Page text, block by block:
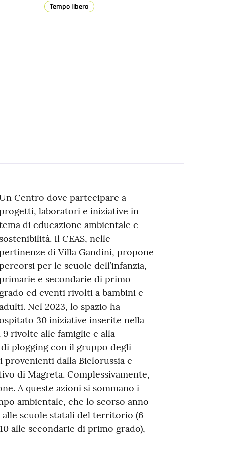
Tempo libero
Centro dove partecipare a
laboratori e iniziative in
di educazione ambientale e
sostenibilità. Il CEAS, nelle
di Villa Gandini, propone
per le scuole dell’infanzia,
e secondarie di primo
grado ed eventi rivolti a bambini e
Nel 2023, lo spazio ha
30 iniziative inserite nella
9 rivolte alle famiglie e alla
plogging con il gruppo degli
dalla Bielorussia e
di Magreta. Complessivamente,
A queste azioni si sommano i
ambientale, che lo scorso anno
scuole statali del territorio (6
alle secondarie di primo grado),